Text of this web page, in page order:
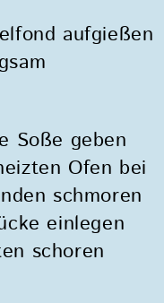
aufgießen
Soße geben
Ofen bei
schmoren
einlegen
schoren